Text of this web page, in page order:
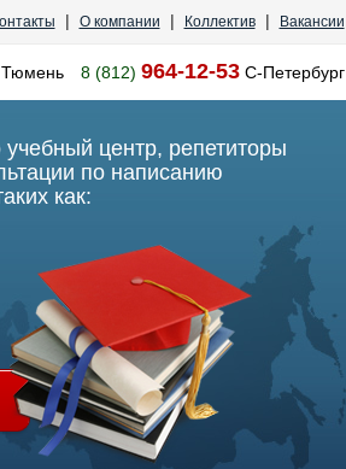
| О компании | Коллектив| Вакансии
8 (812) 964-12-53С-Петербург
центр, репетиторы
по написанию
как: